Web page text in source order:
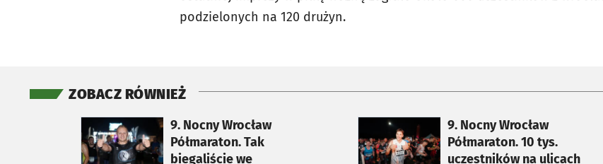
podzielonych na 120 drużyn.
ZOBACZ RÓWNIEŻ
9. Nocny Wrocław
Półmaraton. Tak
biegaliście we
otworzy się w nowej karcie
9. Nocny Wrocław
Półmaraton. 10 tys.
uczestników na ulicach
otworzy się w nowej karcie